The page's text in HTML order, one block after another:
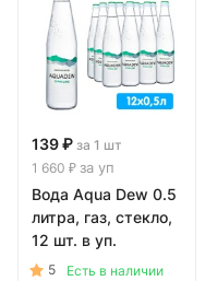
139 ₽ за 1 шт
1 660 ₽ за уп
Вода Aqua Dew 0.5
литра, газ, стекло,
12 шт. в уп.
5
Есть в наличии